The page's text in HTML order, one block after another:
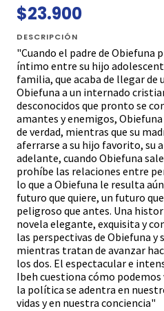
$23.900
DESCRIPCIÓN
"Cuando el padre de Obiefuna
íntimo entre su hijo
familia, que acaba de llegar de
Obiefuna a un internado
desconocidos que pronto se
amantes y enemigos,
de verdad, mientras que su
aferrarse a su hijo favorito, su
adelante, cuando Obiefuna
prohíbe las relaciones entre
lo que a Obiefuna le resulta
futuro que quiere, un futuro
peligroso que antes. Una
novela elegante, exquisita y
las perspectivas de Obiefuna y
mientras tratan de avanzar
los dos. El espectacular e
Ibeh cuestiona cómo
la política se adentra en
vidas y en nuestra conciencia"